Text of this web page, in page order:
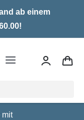
ab einem
Toggle
mit